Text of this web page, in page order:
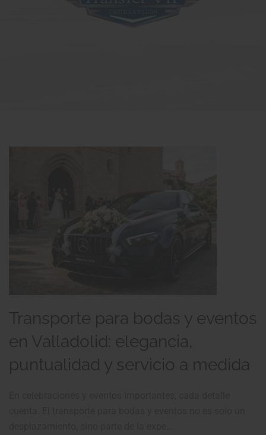
Transporte para bodas y eventos
en Valladolid: elegancia,
puntualidad y servicio a medida